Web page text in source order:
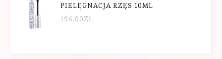
PIELĘGNACJA RZĘS 10ML
196.00ZŁ